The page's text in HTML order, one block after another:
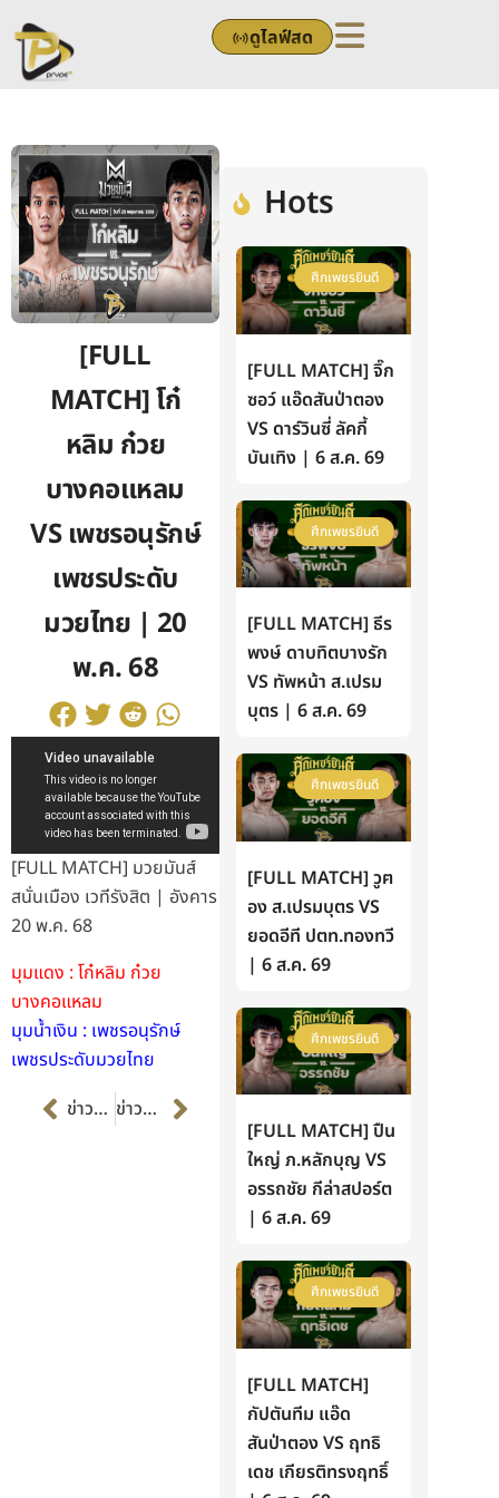
to
content
ดูไลฟ์สด
[FULL
MATCH] โก๋
หลิม ก๋วย
บางคอแหลม
VS เพชรอนุรักษ์
เพชรประดับ
มวยไทย | 20
พ.ค. 68
[FULL MATCH] มวยมันส์
สนั่นเมือง เวทีรังสิต | อังคาร
20 พ.ค. 68
มุมแดง : โก๋หลิม ก๋วย
บางคอแหลม
มุมน้ำเงิน : เพชรอนุรักษ์
เพชรประดับมวยไทย
Prevข่าวก่อนหน้า ข่าวต่อไป Next
Hots
ศึกเพชรยินดี
[FULL MATCH] จิ๊ก
ซอว์ แอ๊ดสันป่าตอง
VS ดาร์วินซี่ ลัคกี้
บันเทิง | 6 ส.ค. 69
ศึกเพชรยินดี
[FULL MATCH] ธีร
พงษ์ ดาบทิตบางรัก
VS ทัพหน้า ส.เปรม
บุตร | 6 ส.ค. 69
ศึกเพชรยินดี
[FULL MATCH] วูฅ
อง ส.เปรมบุตร VS
ยอดอีที ปตท.ทองทวี
| 6 ส.ค. 69
ศึกเพชรยินดี
[FULL MATCH] ปืน
ใหญ่ ภ.หลักบุญ VS
อรรถชัย กีล่าสปอร์ต
| 6 ส.ค. 69
ศึกเพชรยินดี
[FULL MATCH]
กัปตันทีม แอ๊ด
สันป่าตอง VS ฤทธิ
เดช เกียรติทรงฤทธิ์